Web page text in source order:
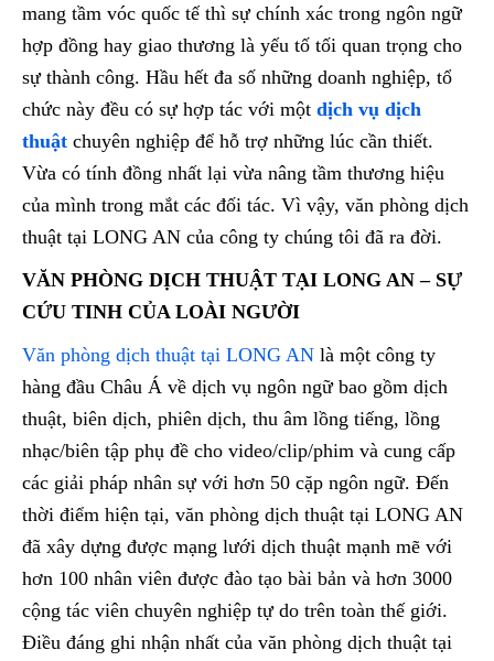
mang tầm vóc quốc tế thì sự chính xác trong ngôn ngữ
hợp đồng hay giao thương là yếu tố tối quan trọng cho
sự thành công. Hầu hết đa số những doanh nghiệp, tổ
chức này đều có sự hợp tác với một dịch vụ dịch
thuật chuyên nghiệp để hỗ trợ những lúc cần thiết.
Vừa có tính đồng nhất lại vừa nâng tầm thương hiệu
của mình trong mắt các đối tác. Vì vậy, văn phòng dịch
thuật tại LONG AN của công ty chúng tôi đã ra đời.
VĂN PHÒNG DỊCH THUẬT TẠI LONG AN – SỰ
CỨU TINH CỦA LOÀI NGƯỜI
Văn phòng dịch thuật tại LONG AN là một công ty
hàng đầu Châu Á về dịch vụ ngôn ngữ bao gồm dịch
thuật, biên dịch, phiên dịch, thu âm lồng tiếng, lồng
nhạc/biên tập phụ đề cho video/clip/phim và cung cấp
các giải pháp nhân sự với hơn 50 cặp ngôn ngữ. Đến
thời điểm hiện tại, văn phòng dịch thuật tại LONG AN
đã xây dựng được mạng lưới dịch thuật mạnh mẽ với
hơn 100 nhân viên được đào tạo bài bản và hơn 3000
cộng tác viên chuyên nghiệp tự do trên toàn thế giới.
Điều đáng ghi nhận nhất của văn phòng dịch thuật tại